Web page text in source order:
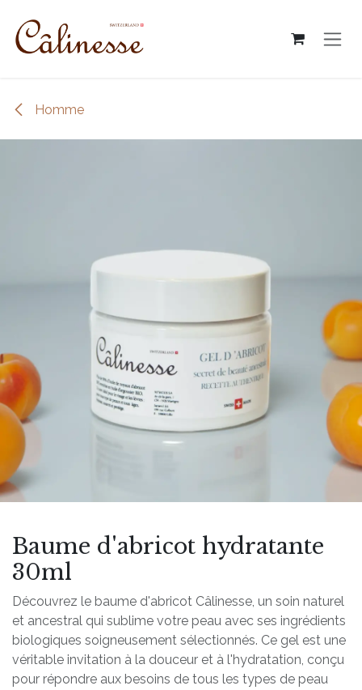
Homme
Baume d'abricot hydratante
30ml
Découvrez le baume d'abricot Câlinesse, un soin naturel
et ancestral qui sublime votre peau avec ses ingrédients
biologiques soigneusement sélectionnés. Ce gel est une
véritable invitation à la douceur et à l'hydratation, conçu
pour répondre aux besoins de tous les types de peau